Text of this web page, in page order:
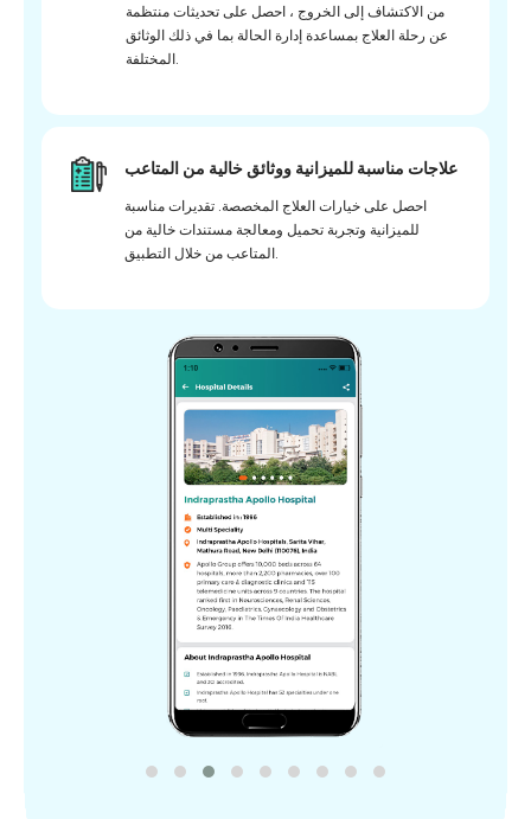
من الاكتشاف إلى الخروج ، احصل على تحديثات منتظمة
عن رحلة العلاج بمساعدة إدارة الحالة بما في ذلك الوثائق
المختلفة.
علاجات مناسبة للميزانية ووثائق خالية من المتاعب
احصل على خيارات العلاج المخصصة. تقديرات مناسبة
للميزانية وتجربة تحميل ومعالجة مستندات خالية من
المتاعب من خلال التطبيق.